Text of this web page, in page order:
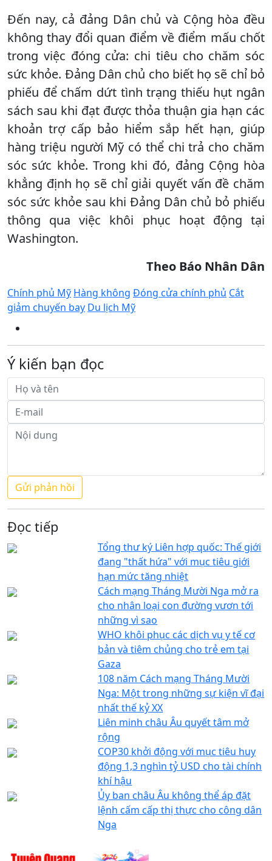
Đến nay, cả đảng Dân chủ và Cộng hòa đều
không thay đổi quan điểm về điểm mấu chốt
trong việc đóng cửa: chi tiêu cho chăm sóc
sức khỏe. Đảng Dân chủ cho biết họ sẽ chỉ bỏ
phiếu để chấm dứt tình trạng thiếu hụt ngân
sách sau khi đạt được thỏa thuận gia hạn các
khoản trợ cấp bảo hiểm sắp hết hạn, giúp
hàng triệu người Mỹ có thể chi trả cho chăm
sóc sức khỏe. Trong khi đó, đảng Cộng hòa
khẳng định họ sẽ chỉ giải quyết vấn đề chăm
sóc sức khỏe sau khi Đảng Dân chủ bỏ phiếu
thông qua việc khôi phục hoạt động tại
Washington.
Theo Báo Nhân Dân
Chính phủ Mỹ Hàng không Đóng cửa chính phủ Cắt
giảm chuyến bay Du lịch Mỹ
Ý kiến bạn đọc
Đọc tiếp
Tổng thư ký Liên hợp quốc: Thế giới
đang "thất hứa" với mục tiêu giới
hạn mức tăng nhiệt
Cách mạng Tháng Mười Nga mở ra
cho nhân loại con đường vươn tới
những vì sao
WHO khôi phục các dịch vụ y tế cơ
bản và tiêm chủng cho trẻ em tại
Gaza
108 năm Cách mạng Tháng Mười
Nga: Một trong những sự kiện vĩ đại
nhất thế kỷ XX
Liên minh châu Âu quyết tâm mở
rộng
COP30 khởi động với mục tiêu huy
động 1,3 nghìn tỷ USD cho tài chính
khí hậu
Ủy ban châu Âu không thể áp đặt
lệnh cấm cấp thị thực cho công dân
Nga